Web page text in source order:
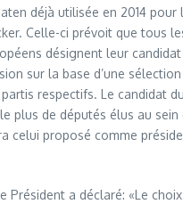
déjà utilisée en 2014
Celle-ci prévoit que tous
désignent leur
sur la base d’une
partis respectifs. Le candidat
plus de députés élus au sein
celui proposé comme
Président a déclaré: «Le